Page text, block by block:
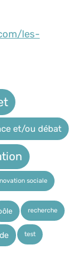
les-
et/ou débat
sociale
recherche
test